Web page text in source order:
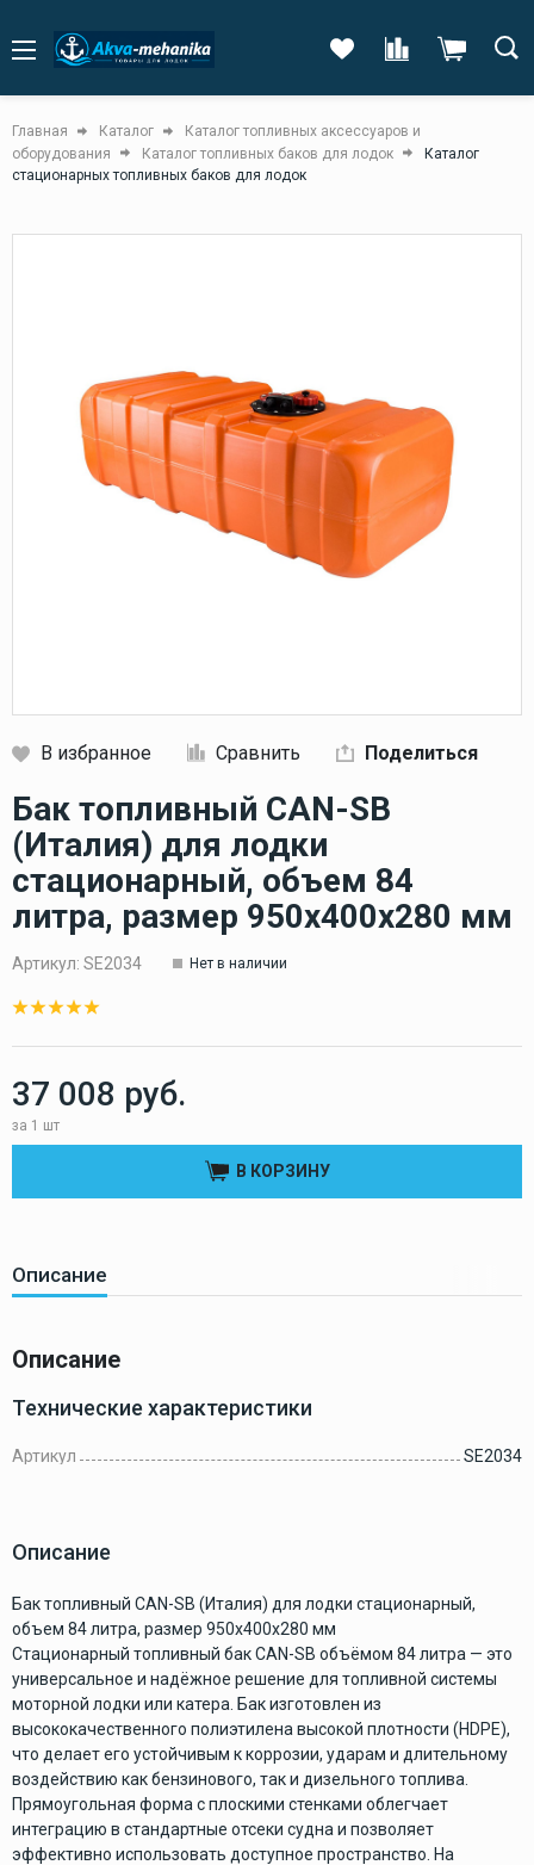
Главная Каталог
Каталог топливных аксессуаров и
оборудования
Каталог топливных баков для лодок
Каталог
стационарных топливных баков для лодок
В избранное Сравнить Поделиться
Кликните, чтобы скопировать прямую ссылку
Бак топливный CAN-SB
(Италия) для лодки
стационарный, объем 84
литра, размер 950х400х280 мм
Артикул: SE2034 Нет в наличии
37 008 руб.
за 1 шт
В КОРЗИНУ
Описание
Описание
Технические характеристики
Артикул SE2034
Описание
Бак топливный CAN-SB (Италия) для лодки стационарный,
объем 84 литра, размер 950х400х280 мм
Стационарный топливный бак CAN-SB объёмом 84 литра — это
универсальное и надёжное решение для топливной системы
моторной лодки или катера. Бак изготовлен из
высококачественного полиэтилена высокой плотности (HDPE),
что делает его устойчивым к коррозии, ударам и длительному
воздействию как бензинового, так и дизельного топлива.
Прямоугольная форма с плоскими стенками облегчает
интеграцию в стандартные отсеки судна и позволяет
эффективно использовать доступное пространство. На